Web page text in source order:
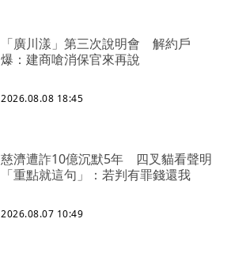
「廣川漾」第三次說明會 解約戶
爆：建商嗆消保官來再說
2026.08.08 18:45
慈濟遭詐10億沉默5年 四叉貓看聲明
「重點就這句」：若判有罪錢還我
2026.08.07 10:49